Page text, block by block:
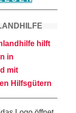
hilft
in
mit
Hilfsgütern